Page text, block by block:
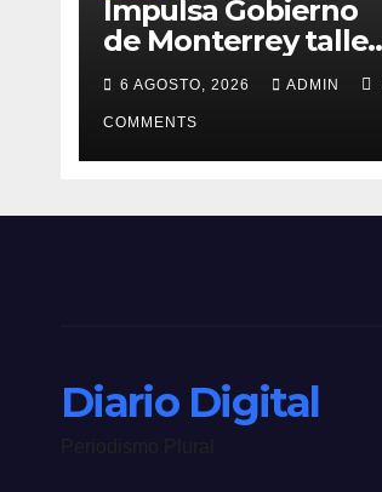
Impulsa Gobierno
de Monterrey taller
para acompañar a
mujeres en
procesos de pérdida
y duelo
6 AGOSTO, 2026 ADMIN
COMMENTS
Diario Digital